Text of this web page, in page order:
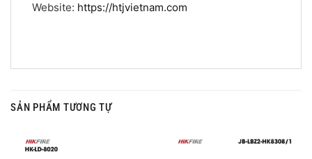
Website: https://htjvietnam.com
SẢN PHẨM TƯƠNG TỰ